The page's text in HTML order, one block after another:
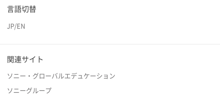
言語切替
JP/EN
関連サイト
ソニー・グローバルエデュケーション
ソニーグループ